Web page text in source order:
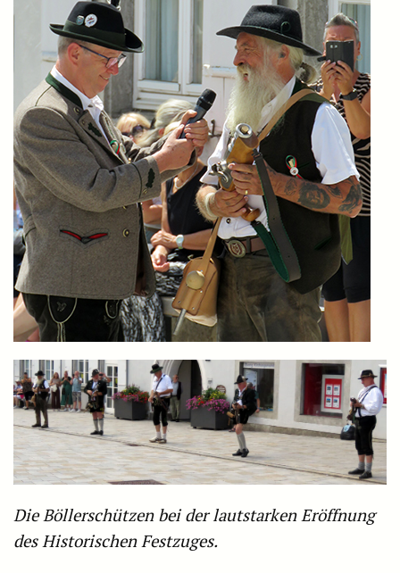
Die Böllerschützen bei der lautstarken Eröffnung
des Historischen Festzuges.